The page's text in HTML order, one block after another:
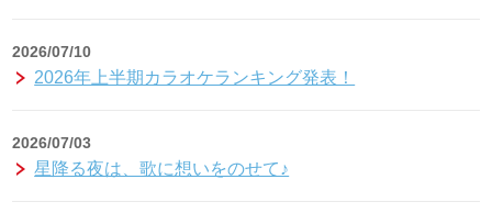
2026/07/10
2026年上半期カラオケランキング発表！
2026/07/03
星降る夜は、歌に想いをのせて♪